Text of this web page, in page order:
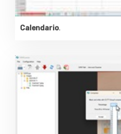
Calendario.